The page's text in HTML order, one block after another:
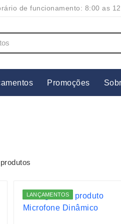
de funcionamento: 8:00 as
e Jogos
Kit Queijo
Promoções
LANÇAMENTOS